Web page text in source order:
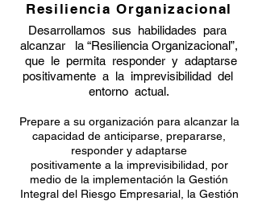
Resiliencia Organizacional
Desarrollamos sus habilidades para
alcanzar la “Resiliencia Organizacional”,
que le permita responder y adaptarse
positivamente a la imprevisibilidad del
entorno actual.
Prepare a su organización para alcanzar la
capacidad de anticiparse, prepararse,
responder y adaptarse
positivamente a la imprevisibilidad, por
medio de la implementación la Gestión
Integral del Riesgo Empresarial, la Gestión